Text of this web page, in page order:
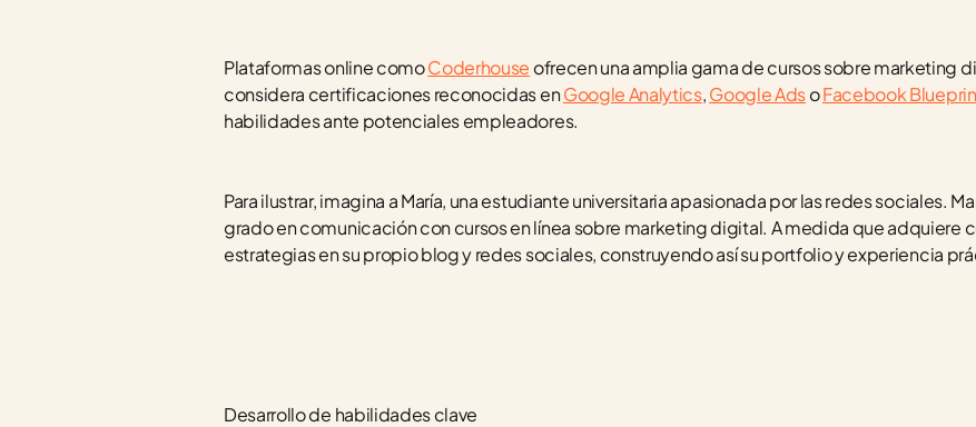
Plataformas online como Coderhouse ofrecen una amplia gama de cursos sobre marketing
considera certificaciones reconocidas en Google Analytics, Google Ads o Facebook
habilidades ante potenciales empleadores.
Para ilustrar, imagina a María, una estudiante universitaria apasionada por las redes sociales.
grado en comunicación con cursos en línea sobre marketing digital. A medida que adquiere
estrategias en su propio blog y redes sociales, construyendo así su portfolio y experiencia
Desarrollo de habilidades clave